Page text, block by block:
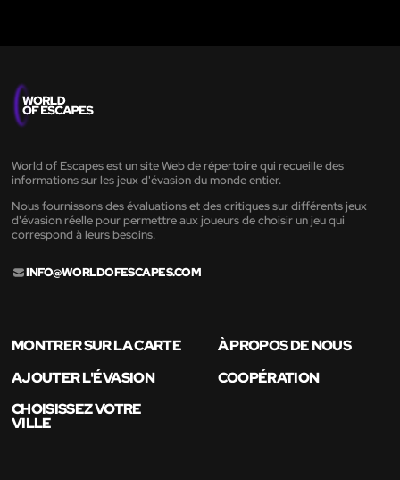
World of Escapes est un site Web de répertoire qui recueille des
informations sur les jeux d'évasion du monde entier.
Nous fournissons des évaluations et des critiques sur différents jeux
d'évasion réelle pour permettre aux joueurs de choisir un jeu qui
correspond à leurs besoins.
INFO@WORLDOFESCAPES.COM
MONTRER SUR LA CARTE
À PROPOS DE NOUS
AJOUTER L'ÉVASION
COOPÉRATION
CHOISISSEZ VOTRE
VILLE